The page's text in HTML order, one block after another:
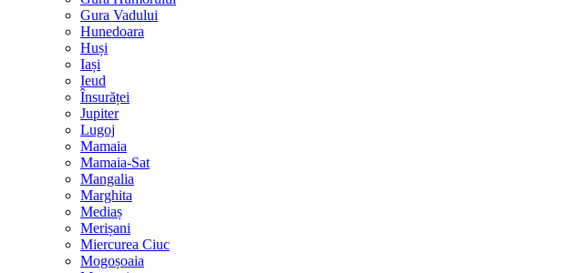
Gura Vadului
Hunedoara
Huși
Iași
Ieud
Însurăței
Jupiter
Lugoj
Mamaia
Mamaia-Sat
Mangalia
Marghita
Mediaș
Merișani
Miercurea Ciuc
Mogoșoaia